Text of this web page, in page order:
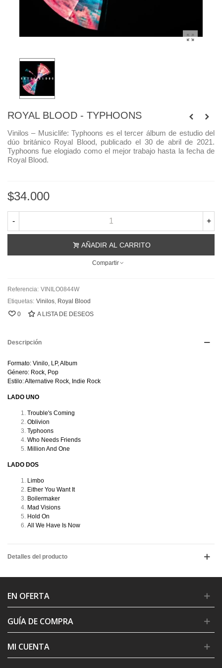
ROYAL BLOOD - TYPHOONS
Vinilos – Musiclife:Typhoons es el tercer álbum de estudio del
dúo británico Royal Blood, publicado el 30 de abril de 2021.
Typhoons fue elogiado como el mejor trabajo hasta la fecha de
Royal Blood.
$34.000
- +
AÑADIR AL CARRITO
Compartir
Referencia: VINILO0844W
Etiquetas: Vinilos, Royal Blood
0
A LISTA DE DESEOS
Descripción
Formato: Vinilo, LP, Album
Género: Rock, Pop
Estilo: Alternative Rock, Indie Rock
LADO UNO
Trouble's Coming
Oblivion
Typhoons
Who Needs Friends
Million And One
LADO DOS
Limbo
Either You Want It
Boilermaker
Mad Visions
Hold On
All We Have Is Now
Detalles del producto
EN OFERTA
GUÍA DE COMPRA
MI CUENTA